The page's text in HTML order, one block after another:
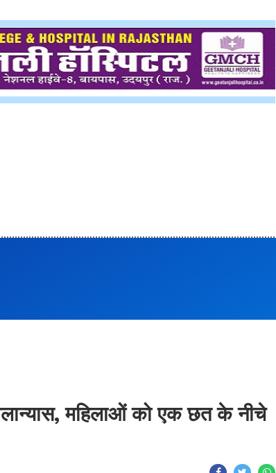
महिलाओं को एक छत के नीचे